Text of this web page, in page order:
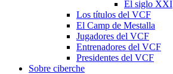
El siglo XXI
Los títulos del VCF
El Camp de Mestalla
Jugadores del VCF
Entrenadores del VCF
Presidentes del VCF
Sobre ciberche